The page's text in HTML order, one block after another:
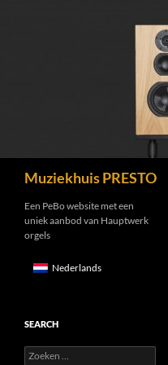
Muziekhuis PRESTO
Een PeBo website met een
uniek aanbod van Hauptwerk
orgels
Nederlands
SEARCH
Zoeken